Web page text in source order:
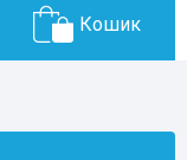
Кошик